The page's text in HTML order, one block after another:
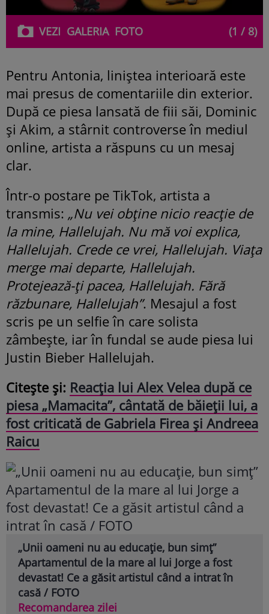
VEZI GALERIAFOTO (1 / 8)
Pentru Antonia, liniștea interioară este
mai presus de comentariile din exterior.
După ce piesa lansată de fiii săi, Dominic
și Akim, a stârnit controverse în mediul
online, artista a răspuns cu un mesaj
clar.
Într-o postare pe TikTok, artista a
transmis: „Nu vei obține nicio reacție de
la mine, Hallelujah. Nu mă voi explica,
Hallelujah. Crede ce vrei, Hallelujah. Viața
merge mai departe, Hallelujah.
Protejează-ți pacea, Hallelujah. Fără
răzbunare, Hallelujah”. Mesajul a fost
scris pe un selfie în care solista
zâmbește, iar în fundal se aude piesa lui
Justin Bieber Hallelujah.
Citește și: Reacția lui Alex Velea după ce
piesa „Mamacita”, cântată de băieții lui, a
fost criticată de Gabriela Firea și Andreea
Raicu
„Unii oameni nu au educație, bun simț”
Apartamentul de la mare al lui Jorge a fost
devastat! Ce a găsit artistul când a intrat în
casă / FOTO
Recomandarea zilei